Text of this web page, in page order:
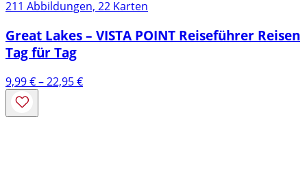
211 Abbildungen, 22 Karten
Great Lakes – VISTA POINT Reiseführer Reisen
Tag für Tag
9,99€–22,95€Preisspanne: